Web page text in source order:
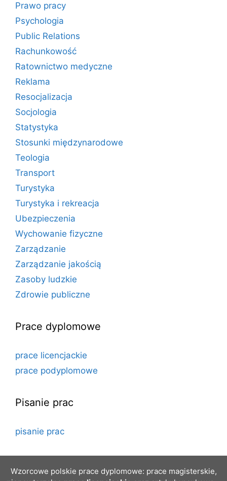
Prawo pracy
Psychologia
Public Relations
Rachunkowość
Ratownictwo medyczne
Reklama
Resocjalizacja
Socjologia
Statystyka
Stosunki międzynarodowe
Teologia
Transport
Turystyka
Turystyka i rekreacja
Ubezpieczenia
Wychowanie fizyczne
Zarządzanie
Zarządzanie jakością
Zasoby ludzkie
Zdrowie publiczne
Prace dyplomowe
prace licencjackie
prace podyplomowe
Pisanie prac
pisanie prac
Wzorcowe polskie prace dyplomowe: prace magisterskie,